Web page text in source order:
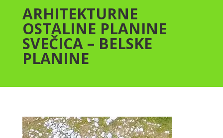
ARHITEKTURNE
OSTALINE PLANINE
SVEČICA – BELSKE
PLANINE